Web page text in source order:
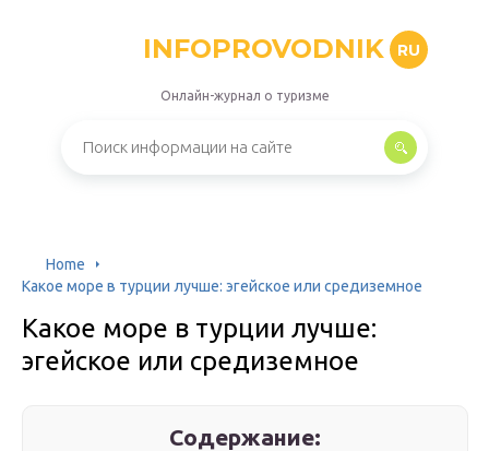
INFOPROVODNIK RU
Онлайн-журнал о туризме
Home
Какое море в турции лучше: эгейское или средиземное
Какое море в турции лучше:
эгейское или средиземное
Содержание: